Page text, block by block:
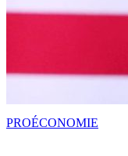
PROÉCONOMIE